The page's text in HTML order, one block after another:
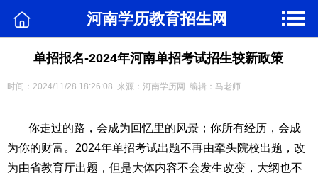
河南学历教育招生网
单招报名-2024年河南单招考试招生较新政策
时间：2024/11/28 18:26:08 来源：河南学历网 编辑：马老师
你走过的路，会成为回忆里的风景；你所有经历，会成
为你的财富。2024年单招考试出题不再由牵头院校出题，改
为由省教育厅出题，但是大体内容不会发生改变，大纲也不